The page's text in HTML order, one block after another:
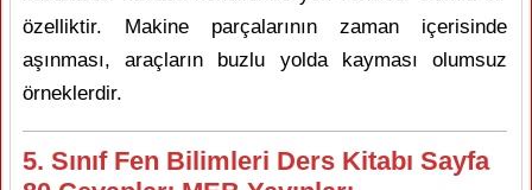
özelliktir. Makine parçalarının zaman içerisinde
aşınması, araçların buzlu yolda kayması olumsuz
örneklerdir.
5. Sınıf Fen Bilimleri Ders Kitabı Sayfa